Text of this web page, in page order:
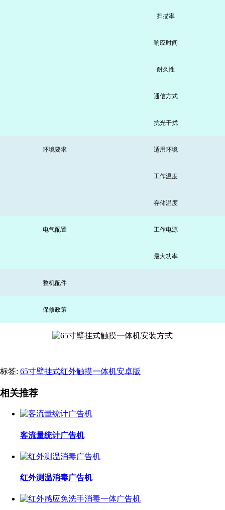
扫描率
响应时间
耐久性
通信方式
抗光干扰
环境要求 适用环境
工作温度
存储温度
电气配置 工作电源
最大功率
整机配件
保修政策
标签: 65寸壁挂式红外触摸一体机安卓版
相关推荐
客流量统计广告机
红外测温消毒广告机